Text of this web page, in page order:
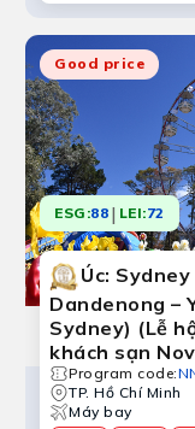
Good price
ESG:88 | LEI:72
Úc:
Dandenong –
Sydney) (Lễ
khách sạn
Program code:
TP. Hồ Chí Minh
Máy bay